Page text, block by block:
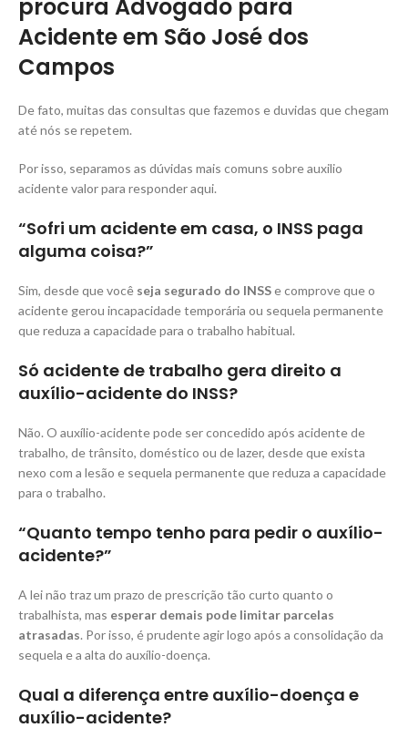
procura Advogado para
Acidente em São José dos
Campos
De fato, muitas das consultas que fazemos e duvidas que chegam
até nós se repetem.
Por isso, separamos as dúvidas mais comuns sobre auxilio
acidente valor para responder aqui.
“Sofri um acidente em casa, o INSS paga
alguma coisa?”
Sim, desde que você seja segurado do INSSe comprove que o
acidente gerou incapacidade temporária ou sequela permanente
que reduza a capacidade para o trabalho habitual.
Só acidente de trabalho gera direito a
auxílio-acidente do INSS?
Não. O auxílio-acidente pode ser concedido após acidente de
trabalho, de trânsito, doméstico ou de lazer, desde que exista
nexo com a lesão e sequela permanente que reduza a capacidade
para o trabalho.
“Quanto tempo tenho para pedir o auxílio-
acidente?”
A lei não traz um prazo de prescrição tão curto quanto o
trabalhista, mas esperar demais pode limitar parcelas
atrasadas. Por isso, é prudente agir logo após a consolidação da
sequela e a alta do auxílio-doença.
Qual a diferença entre auxílio-doença e
auxílio-acidente?